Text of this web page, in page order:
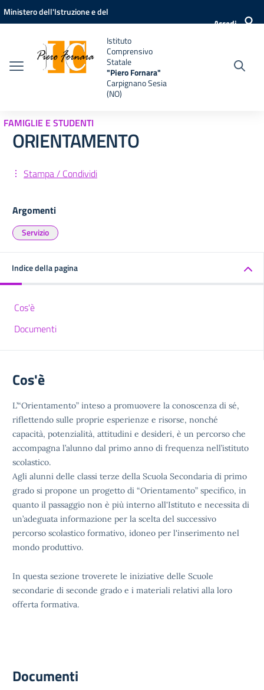
Vai ai contenuti
Vai al menu di navigazione
Vai al footer
Ministero dell'Istruzione e del
Accedi
Istituto
Comprensivo
Statale
"Piero Fornara"
Carpignano Sesia
(NO)
FAMIGLIE E STUDENTI
ORIENTAMENTO
Stampa / Condividi
Argomenti
Servizio
Indice della pagina
Cos'è
Documenti
Cos'è
L’“Orientamento” inteso a promuovere la conoscenza di sé,
riflettendo sulle proprie esperienze e risorse, nonché
capacità, potenzialità, attitudini e desideri, è un percorso che
accompagna l’alunno dal primo anno di frequenza nell’istituto
scolastico.
Agli alunni delle classi terze della Scuola Secondaria di primo
grado si propone un progetto di “Orientamento” specifico, in
quanto il passaggio non è più interno all'Istituto e necessita di
un’adeguata informazione per la scelta del successivo
percorso scolastico formativo, idoneo per l'inserimento nel
mondo produttivo.
In questa sezione troverete le iniziative delle Scuole
secondarie di seconde grado e i materiali relativi alla loro
offerta formativa.
Documenti